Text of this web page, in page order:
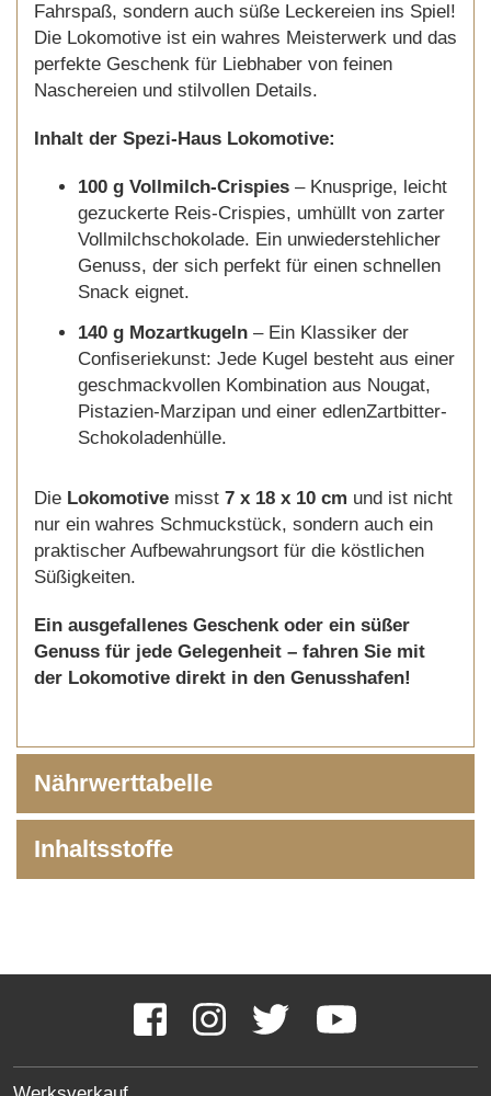
Fahrspaß, sondern auch süße Leckereien ins Spiel!
Die Lokomotive ist ein wahres Meisterwerk und das
perfekte Geschenk für Liebhaber von feinen
Naschereien und stilvollen Details.
Inhalt der Spezi-Haus Lokomotive:
100 g Vollmilch-Crispies – Knusprige, leicht
gezuckerte Reis-Crispies, umhüllt von zarter
Vollmilchschokolade. Ein unwiederstehlicher
Genuss, der sich perfekt für einen schnellen
Snack eignet.
140 g Mozartkugeln – Ein Klassiker der
Confiseriekunst: Jede Kugel besteht aus einer
geschmackvollen Kombination aus Nougat,
Pistazien-Marzipan und einer edlenZartbitter-
Schokoladenhülle.
Die Lokomotive misst 7 x 18 x 10 cm und ist nicht
nur ein wahres Schmuckstück, sondern auch ein
praktischer Aufbewahrungsort für die köstlichen
Süßigkeiten.
Ein ausgefallenes Geschenk oder ein süßer
Genuss für jede Gelegenheit – fahren Sie mit
der Lokomotive direkt in den Genusshafen!
Nährwerttabelle
Inhaltsstoffe
FacebookInstagramTwitter YouTube
SITE